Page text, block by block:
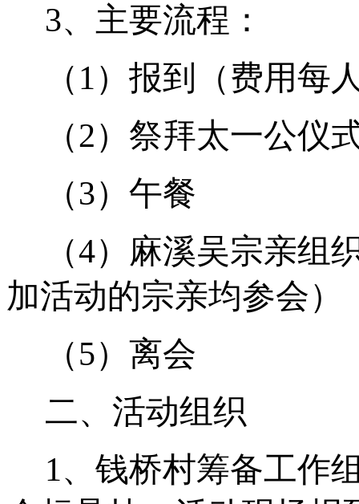
3、主要流程：
（1）报到（费用每
（2）祭拜太一公仪
（3）午餐
（4）麻溪吴宗亲组
加活动的宗亲均参会）
（5）离会
二、活动组织
1、钱桥村筹备工作